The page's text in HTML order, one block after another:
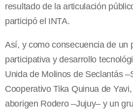
resultado de la articulación
participó el INTA.
Así, y como consecuencia de un
participativa y desarrollo
Unida de Molinos de Seclantás
Cooperativo Tika Quinua de
aborigen Rodero –Jujuy– y un